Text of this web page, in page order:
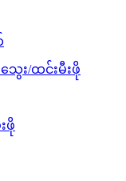
ေး/ထင်းမီးဖို
ဖို